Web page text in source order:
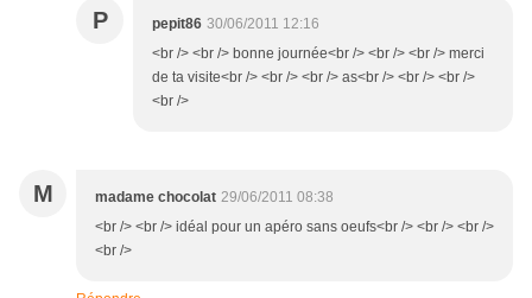
P pepit86 30/06/2011 12:16
<br /> <br /> bonne journée<br /> <br /> <br /> merci
de ta visite<br /> <br /> <br /> as<br /> <br /> <br />
<br />
M madame chocolat 29/06/2011 08:38
<br /> <br /> idéal pour un apéro sans oeufs<br /> <br /> <br />
<br />